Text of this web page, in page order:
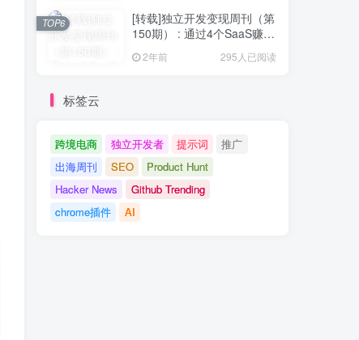
[转载]独立开发变现周刊（第
150期） : 通过4个SaaS赚取
2年前 295人已阅读
TOP6
标签云
跨境电商 独立开发者 提示词
推广
出海周刊
SEO
Product Hunt
Hacker News
Github Trending
chrome插件
AI